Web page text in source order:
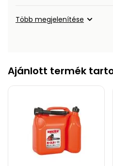
Több megjelenítése
Ajánlott termék